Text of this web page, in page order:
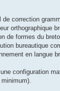
correction
orthographique
de formes du
bureautique
en langue
configuration